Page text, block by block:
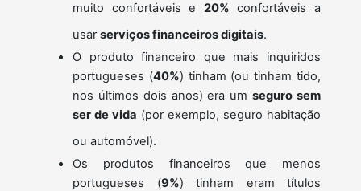
muito confortáveis e 20% confortáveis a
usar serviços financeiros digitais.
O produto financeiro que mais inquiridos
portugueses (40%) tinham (ou tinham tido,
nos últimos dois anos) era umseguro sem
ser de vida (por exemplo, seguro habitação
ou automóvel).
Os produtos financeiros que menos
portugueses (9%) tinham eram títulos